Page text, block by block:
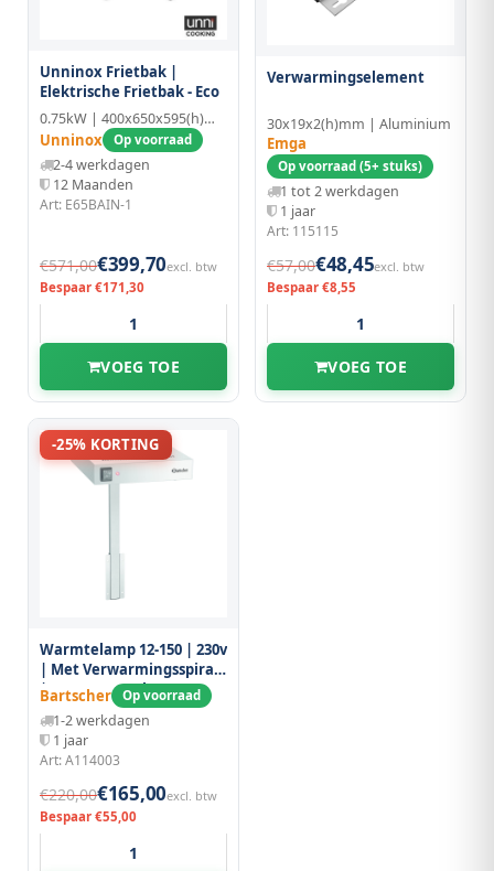
Unninox Frietbak |
Elektrische Frietbak - Eco
0.75kW | 400x650x595(h)mm | GN 1/1
Unninox Op voorraad
2-4 werkdagen
12 Maanden
Art: E65BAIN-1
€571,00€399,70excl. btw
Bespaar €171,30
VOEG TOE
Verwarmingselement
30x19x2(h)mm | Aluminium
Emga
Op voorraad (5+ stuks)
1 tot 2 werkdagen
1 jaar
Art: 115115
€57,00€48,45excl. btw
Bespaar €8,55
VOEG TOE
-25% KORTING
Warmtelamp 12-150 | 230v
| Met Verwarmingsspiraal
| 270x335x505(h)mm
Bartscher Op voorraad
1-2 werkdagen
1 jaar
Art: A114003
€220,00€165,00excl. btw
Bespaar €55,00